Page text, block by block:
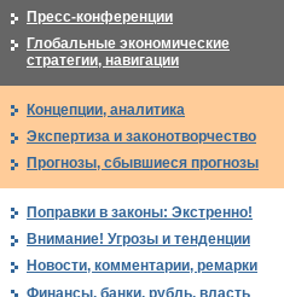
Пресс-конференции
Глобальные экономические
стратегии, навигации
Концепции, аналитика
Экспертиза и законотворчество
Прогнозы, сбывшиеся прогнозы
Поправки в законы: Экстренно!
Внимание! Угрозы и тенденции
Новости, комментарии, ремарки
Финансы, банки, рубль, власть